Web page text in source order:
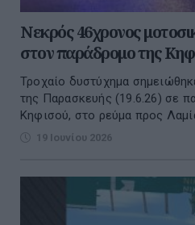
Νεκρός 46χρονος
στον παράδρομο της
Τροχαίο δυστύχημα
της Παρασκευής (19.6.26) σε
Κηφισού, στο ρεύμα προς
19 Ιουνίου 2026